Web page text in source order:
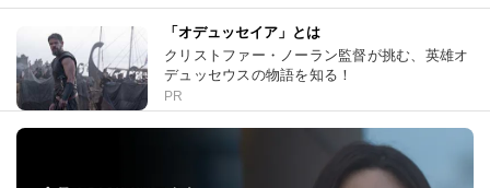
「オデュッセイア」とは
クリストファー・ノーラン監督が挑む、英雄オ
デュッセウスの物語を知る！
PR